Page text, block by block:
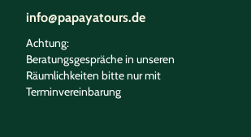
info@papayatours.de
Achtung:
Beratungsgespräche in unseren
Räumlichkeiten bitte nur mit
Terminvereinbarung